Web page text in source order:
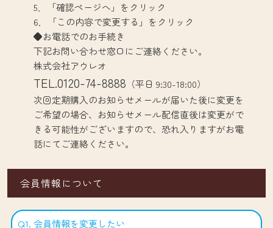
5．「確認ページへ」をクリック
6．「この内容で変更する」をクリック
◆お電話でのお手続き
下記お問い合わせ窓口にご連絡ください。
株式会社アウレオ
TEL.0120-74-8888 （平日 9:30-18:00）
次回定期購入のお知らせメールが届いた後に変更を
ご希望の場合、お知らせメール配信直後は変更がで
きる可能性がございますので、恐れ入りますがお電
話にてご連絡ください。
会員情報について
Q1. 会員情報を変更したい